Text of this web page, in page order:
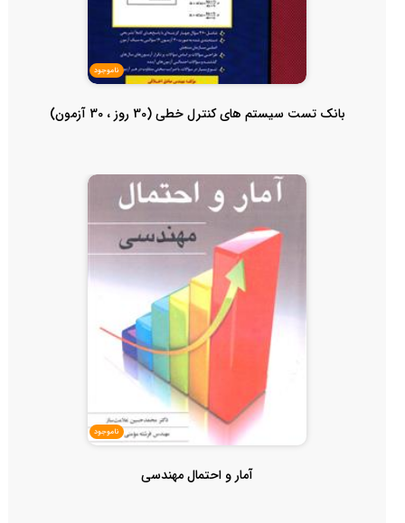
ناموجود
بانک تست سیستم های کنترل خطی (30 روز ، 30 آزمون)
ناموجود
آمار و احتمال مهندسی